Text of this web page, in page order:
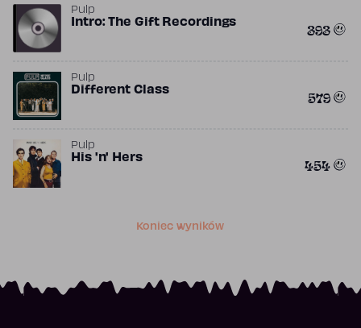
Pulp
Intro: The Gift Recordings 393
Pulp
Different Class 579
Pulp
His 'n' Hers 454
Koniec wyników